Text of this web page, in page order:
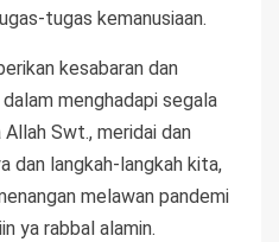
tugas kemanusiaan.
kesabaran dan
menghadapi segala
Swt., meridai dan
dan langkah-langkah kita,
melawan pandemi
ya rabbal alamin.